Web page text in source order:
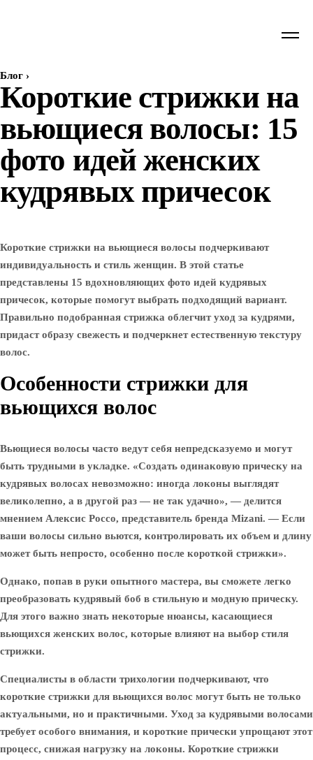
Блог ›
Короткие стрижки на
вьющиеся волосы: 15
фото идей женских
кудрявых причесок
Короткие стрижки на вьющиеся волосы подчеркивают
индивидуальность и стиль женщин. В этой статье
представлены 15 вдохновляющих фото идей кудрявых
причесок, которые помогут выбрать подходящий вариант.
Правильно подобранная стрижка облегчит уход за кудрями,
придаст образу свежесть и подчеркнет естественную текстуру
волос.
Особенности стрижки для
вьющихся волос
Вьющиеся волосы часто ведут себя непредсказуемо и могут
быть трудными в укладке. «Создать одинаковую прическу на
кудрявых волосах невозможно: иногда локоны выглядят
великолепно, а в другой раз — не так удачно», — делится
мнением Алексис Россо, представитель бренда Mizani. — Если
ваши волосы сильно вьются, контролировать их объем и длину
может быть непросто, особенно после короткой стрижки».
Однако, попав в руки опытного мастера, вы сможете легко
преобразовать кудрявый боб в стильную и модную прическу.
Для этого важно знать некоторые нюансы, касающиеся
вьющихся женских волос, которые влияют на выбор стиля
стрижки.
Специалисты в области трихологии подчеркивают, что
короткие стрижки для вьющихся волос могут быть не только
актуальными, но и практичными. Уход за кудрявыми волосами
требует особого внимания, и короткие прически упрощают этот
процесс, снижая нагрузку на локоны. Короткие стрижки